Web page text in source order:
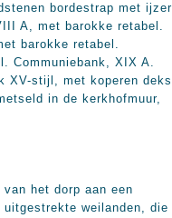
bordestrap met
A, met barokke retabel.
barokke retabel.
Communiebank, XIX A.
XV-stijl, met koperen
in de kerkhofmuur,
het dorp aan een
uitgestrekte weilanden, die